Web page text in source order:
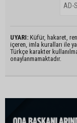
UYARI: Küfür, hakaret,
içeren, imla kuralları ile
Türkçe karakter
onaylanmamaktadır.